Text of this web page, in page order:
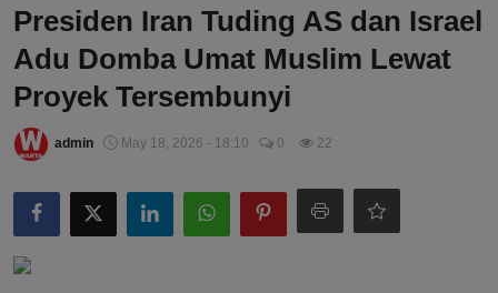
Presiden Iran Tuding AS dan Israel
Adu Domba Umat Muslim Lewat
Proyek Tersembunyi
admin May 18, 2026 - 18:10 0 22